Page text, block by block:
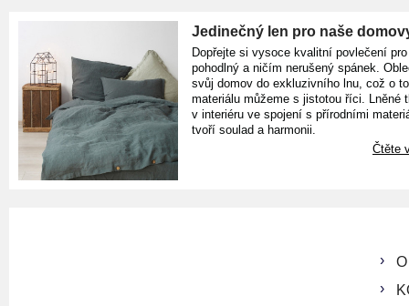
Jedinečný len pro naše
Dopřejte si vysoce kvalitní povlečení pro
pohodlný a ničím nerušený spánek.
svůj domov do exkluzivního lnu, což o
materiálu můžeme s jistotou říci. Lněné
v interiéru ve spojení s přírodními
tvoří soulad a harmonii.
Čtěte